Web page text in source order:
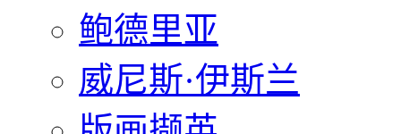
鲍德里亚
威尼斯·伊斯兰